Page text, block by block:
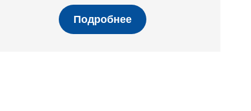
Подробнее